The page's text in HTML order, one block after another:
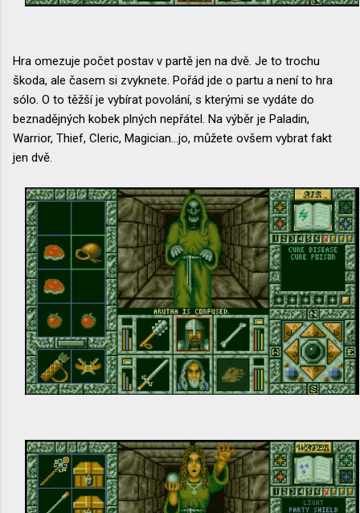
Hra omezuje počet postav v partě jen na dvě. Je to trochu
škoda, ale časem si zvyknete. Pořád jde o partu a není to hra
sólo. O to těžší je vybírat povolání, s kterými se vydáte do
beznadějných kobek plných nepřátel. Na výběr je Paladin,
Warrior, Thief, Cleric, Magician...jo, můžete ovšem vybrat fakt
jen dvě.